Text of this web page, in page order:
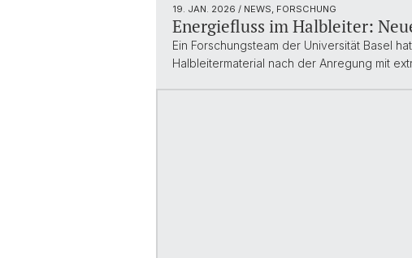
19. JAN. 2026 / NEWS, FORSCHUNG
Energiefluss im Halbleiter:
Ein Forschungsteam der Universität Basel
Halbleitermaterial nach der Anregung mit